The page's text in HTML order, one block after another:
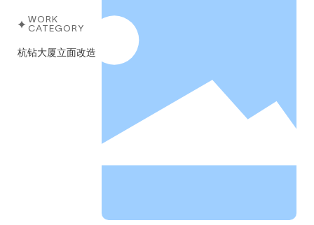
WORK
CATEGORY
杭钻大厦立面改造